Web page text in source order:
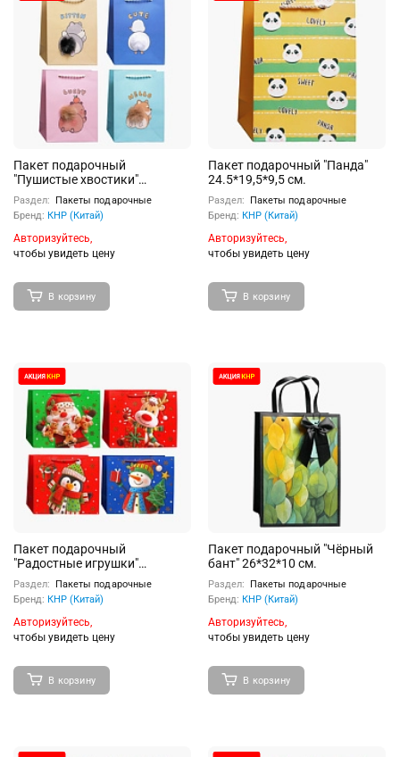
Пакет подарочный
"Пушистые хвостики"
24,5*19,5*9,5 см.
Раздел:
Пакеты подарочные
Бренд: КНР (Китай)
Авторизуйтесь,
чтобы увидеть цену
В корзину
Пакет подарочный "Панда"
24.5*19,5*9,5 см.
Раздел:
Пакеты подарочные
Бренд: КНР (Китай)
Авторизуйтесь,
чтобы увидеть цену
В корзину
Пакет подарочный
"Радостные игрушки"
31*25*12 см.
Раздел:
Пакеты подарочные
Бренд: КНР (Китай)
Авторизуйтесь,
чтобы увидеть цену
В корзину
Пакет подарочный "Чёрный
бант" 26*32*10 см.
Раздел:
Пакеты подарочные
Бренд: КНР (Китай)
Авторизуйтесь,
чтобы увидеть цену
В корзину